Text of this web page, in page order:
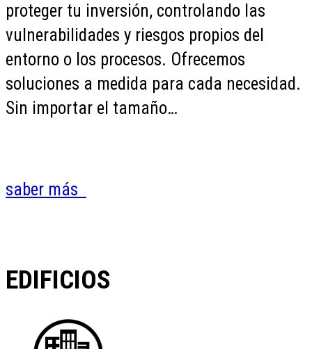
proteger tu inversión, controlando las
vulnerabilidades y riesgos propios del
entorno o los procesos. Ofrecemos
soluciones a medida para cada necesidad.
Sin importar el tamaño…
saber más
EDIFICIOS